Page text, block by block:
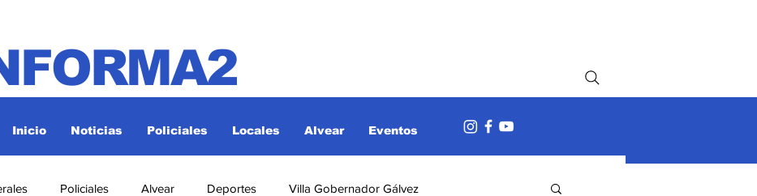
Inicio Noticias Policiales Locales Alvear Eventos
Policiales Alvear Deportes Villa Gobernador Gálvez